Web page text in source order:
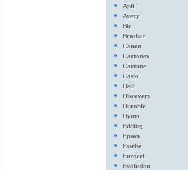
●
Apli
●
Avery
●
Bic
●
Brother
●
Canon
●
Cartonex
●
Cartune
●
Casio
●
Dell
●
Discovery
●
Durable
●
Dymo
●
Edding
●
Epson
●
Esselte
●
Eurocel
●
Evolution